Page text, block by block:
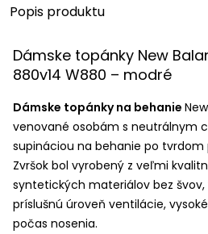
Popis produktu
Dámske topánky New
880v14 W880 – modré
Dámske topánky na behanie
venované osobám s neutrálnym
supináciou na behanie po tvrdom
Zvršok bol vyrobený z veľmi
syntetických materiálov bez
príslušnú úroveň ventilácie,
počas nosenia.